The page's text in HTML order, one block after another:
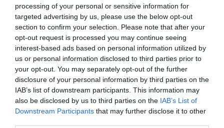
processing of your personal or sensitive information for
targeted advertising by us, please use the below opt-out
section to confirm your selection. Please note that after your
opt-out request is processed you may continue seeing
interest-based ads based on personal information utilized by
us or personal information disclosed to third parties prior to
your opt-out. You may separately opt-out of the further
disclosure of your personal information by third parties on the
IAB’s list of downstream participants. This information may
also be disclosed by us to third parties on the IAB’s List of
Downstream Participants that may further disclose it to other